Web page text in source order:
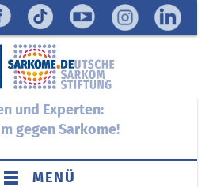
und Experten:
gegen Sarkome!
MENÜ